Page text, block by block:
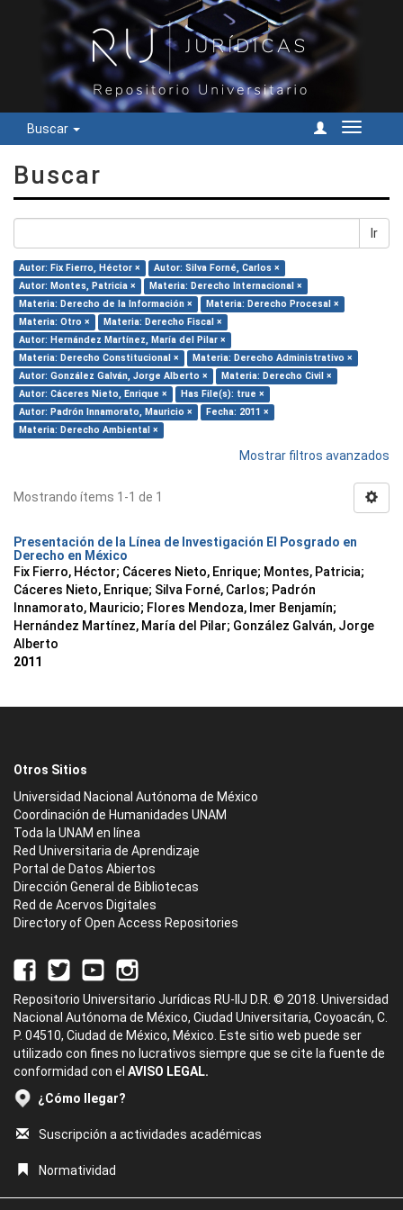
Buscar
Cambiar
Buscar
Ir
Autor: Fix Fierro, Héctor ×
Autor: Silva Forné, Carlos ×
Autor: Montes, Patricia ×
Materia: Derecho Internacional ×
Materia: Derecho de la Información ×
Materia: Derecho Procesal ×
Materia: Otro ×
Materia: Derecho Fiscal ×
Autor: Hernández Martínez, María del Pilar ×
Materia: Derecho Constitucional ×
Materia: Derecho Administrativo ×
Autor: González Galván, Jorge Alberto ×
Materia: Derecho Civil ×
Autor: Cáceres Nieto, Enrique ×
Has File(s): true ×
Autor: Padrón Innamorato, Mauricio ×
Fecha: 2011 ×
Materia: Derecho Ambiental ×
Mostrar filtros avanzados
Mostrando ítems 1-1 de 1
Presentación de la Línea de Investigación El Posgrado en
Derecho en México
Fix Fierro, Héctor; Cáceres Nieto, Enrique; Montes, Patricia;
Cáceres Nieto, Enrique; Silva Forné, Carlos; Padrón
Innamorato, Mauricio; Flores Mendoza, Imer Benjamín;
Hernández Martínez, María del Pilar; González Galván, Jorge
Alberto
2011
Otros Sitios
Universidad Nacional Autónoma de México
Coordinación de Humanidades UNAM
Toda la UNAM en línea
Red Universitaria de Aprendizaje
Portal de Datos Abiertos
Dirección General de Bibliotecas
Red de Acervos Digitales
Directory of Open Access Repositories
Repositorio Universitario Jurídicas RU-IIJ D.R. © 2018. Universidad
Nacional Autónoma de México, Ciudad Universitaria, Coyoacán, C.
P. 04510, Ciudad de México, México. Este sitio web puede ser
utilizado con fines no lucrativos siempre que se cite la fuente de
conformidad con el AVISO LEGAL.
¿Cómo llegar?
Suscripción a actividades académicas
Normatividad